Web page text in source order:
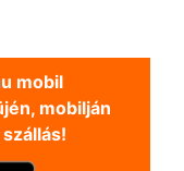
mobil
mobilján